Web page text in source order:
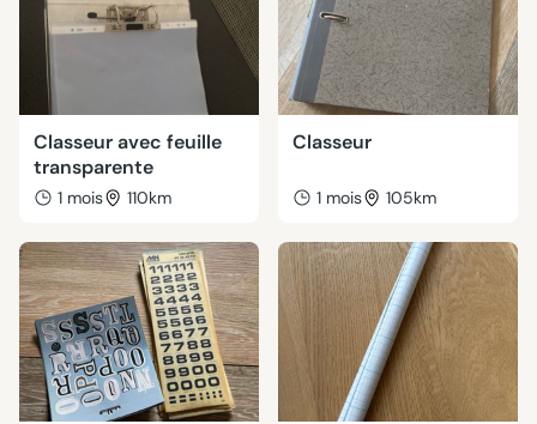
Classeur avec feuille
transparente
1 mois 110km
Classeur
1 mois 105km